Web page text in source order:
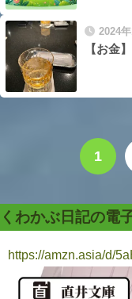
2024
【お金
1
くわかぶ日記の電
https://amzn.asia/d/